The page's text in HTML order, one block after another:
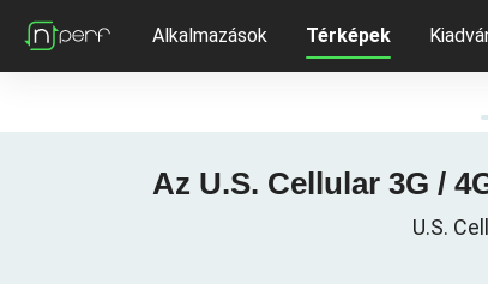
Alkalmazások Térképek
Az U.S. Cellular 3G /
U.S.